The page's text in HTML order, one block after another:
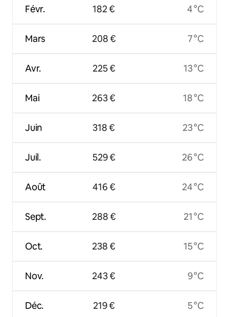
Févr.
Mars
Avr.
Mai
Juin
Juil.
Août
Sept.
Oct.
Nov.
Déc.
182 €
208 €
225 €
263 €
318 €
529 €
416 €
288 €
238 €
243 €
219 €
4 °C
7 °C
13 °C
18 °C
23 °C
26 °C
24 °C
21 °C
15 °C
9 °C
5 °C